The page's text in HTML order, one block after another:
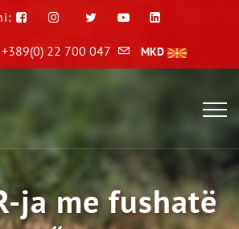
+389(0) 22 700 047 MKD
ja me fushatë